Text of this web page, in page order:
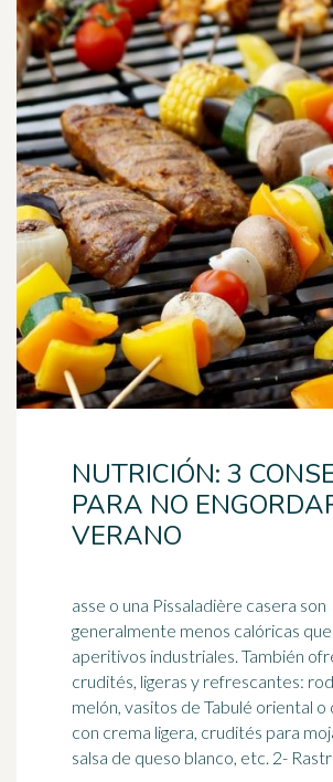
NUTRICIÓN: 3
PARA NO
VERANO
asse o una Pissaladière casera son
generalmente menos calóricas
aperitivos industriales. También ofrece
crudités, ligeras y refrescantes:
melón, vasitos de Tabulé oriental o
con crema ligera, crudités para
salsa de queso blanco, etc. 2-